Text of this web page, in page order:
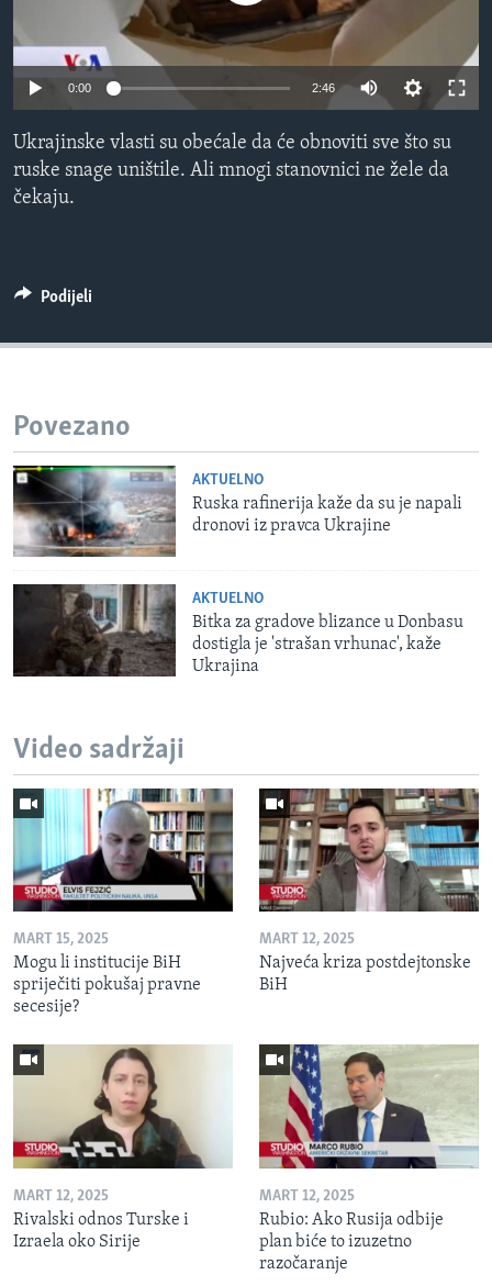
O GLASU AMERIKE
PRATITE NAS
0:00 2:46
Ukrajinske vlasti su obećale da će obnoviti sve što su
ruske snage uništile. Ali mnogi stanovnici ne žele da
čekaju.
Podijeli
Povezano
AKTUELNO
Ruska rafinerija kaže da su je napali
dronovi iz pravca Ukrajine
AKTUELNO
Bitka za gradove blizance u Donbasu
dostigla je 'strašan vrhunac', kaže
Ukrajina
Video sadržaji
MART 15, 2025
Mogu li institucije BiH
spriječiti pokušaj pravne
secesije?
MART 12, 2025
Najveća kriza postdejtonske
BiH
MART 12, 2025
Rivalski odnos Turske i
Izraela oko Sirije
MART 12, 2025
Rubio: Ako Rusija odbije
plan biće to izuzetno
razočaranje